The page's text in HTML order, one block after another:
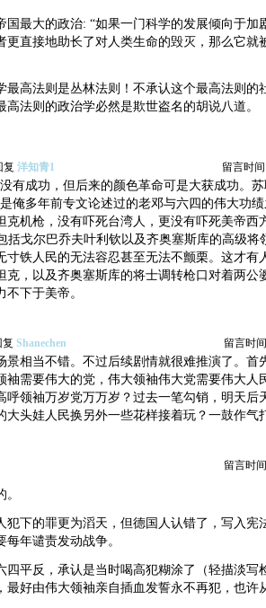
国最大的政治: “如果一门科学的发展倾向于加
更直接地助长了对人类生命的毁灭，那么它就
最高法则是丛林法则！不承认这个最高法则的
高法则的政治学必然是欺世盗名的胡说八道。
复 洋知青1 留言时间
有成功，但后来的颜色革命可是大获成功。
俺多年前专文论述过的老邓与六四的伟大功
克机枪，没有吓死台湾人，更没有吓死美帝西
括戈尔巴乔夫叶利钦以及齐奥塞斯库的高级将
寸铁人民的无法容忍甚至无法不颤栗。这才有
克，以及齐奥塞斯库的将士调转枪口对着两公
不下于美帝。
复 Shanechen 留言时
景相当不错。不过后续剧情就很难推演了。首
袖需要伟大的党，伟大领袖伟大党需要伟大人
呼领袖万岁党万万岁？过去一笔勾销，明天后
大头娃人民换另外一些花样接着玩？一鼓作气
留言时
犯下的罪更为滔天，但德国人认错了，写入宪
每年谴责发动战争。
四平反，承认是当时喝高犯糊涂了（轻描淡写
最好由伟大领袖亲自插血发誓永不再犯，也许